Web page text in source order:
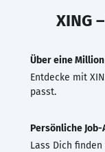
XING
Über eine Million
Entdecke mit
passt.
Persönliche
Lass Dich